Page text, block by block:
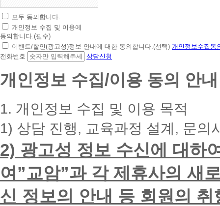
초
간
편
상
담
청
대
폰
입
력
시
면
빠
른
모두 동의합니다.
개인정보 수집 및 이용에
동의합니다.(필수)
이벤트/할인(광고성)정보 안내에 대한 동의합니다.(선택) 개인정보수집동
전화번호
상담신청
개인정보 수집/이용 동의 안내
1. 개인정보 수집 및 이용 목적
1) 상담 진행, 교육과정 설계, 문의
2) 광고성 정보 수신에 대하
여”교암”과 각 제휴사의 새
신 정보의 안내 등 회원의